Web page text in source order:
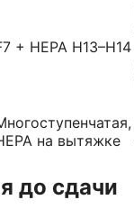
+ HEPA H13–H14
на вытяжке
до сдачи